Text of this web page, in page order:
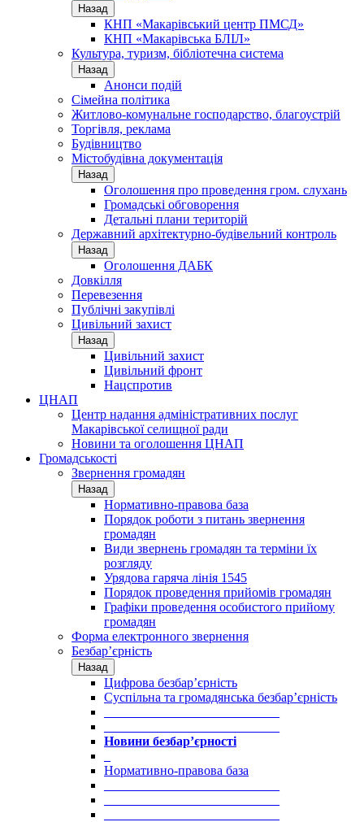
Назад
КНП «Макарівський центр ПМСД»
КНП «Макарівська БЛІЛ»
Культура, туризм, бібліотечна система
Назад
Анонси подій
Сімейна політика
Житлово-комунальне господарство, благоустрій
Торгівля, реклама
Будівництво
Містобудівна документація
Назад
Оголошення про проведення гром. слухань
Громадські обговорення
Детальні плани територій
Державний архітектурно-будівельний контроль
Назад
Оголошення ДАБК
Довкілля
Перевезення
Публічні закупівлі
Цивільний захист
Назад
Цивільний захист
Цивільний фронт
Нацспротив
ЦНАП
Центр надання адміністративних послуг
Макарівської селищної ради
Новини та оголошення ЦНАП
Громадськості
Звернення громадян
Назад
Нормативно-правова база
Порядок роботи з питань звернення
громадян
Види звернень громадян та терміни їх
розгляду
Урядова гаряча лінія 1545
Порядок проведення прийомів громадян
Графіки проведення особистого прийому
громадян
Форма електронного звернення
Безбар’єрність
Назад
Цифрова безбар’єрність
Суспільна та громадянська безбар’єрність
Новини безбар’єрності
Нормативно-правова база